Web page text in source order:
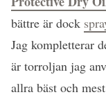
bättre är dock
Jag kompletterar
är torroljan jag
allra bäst och